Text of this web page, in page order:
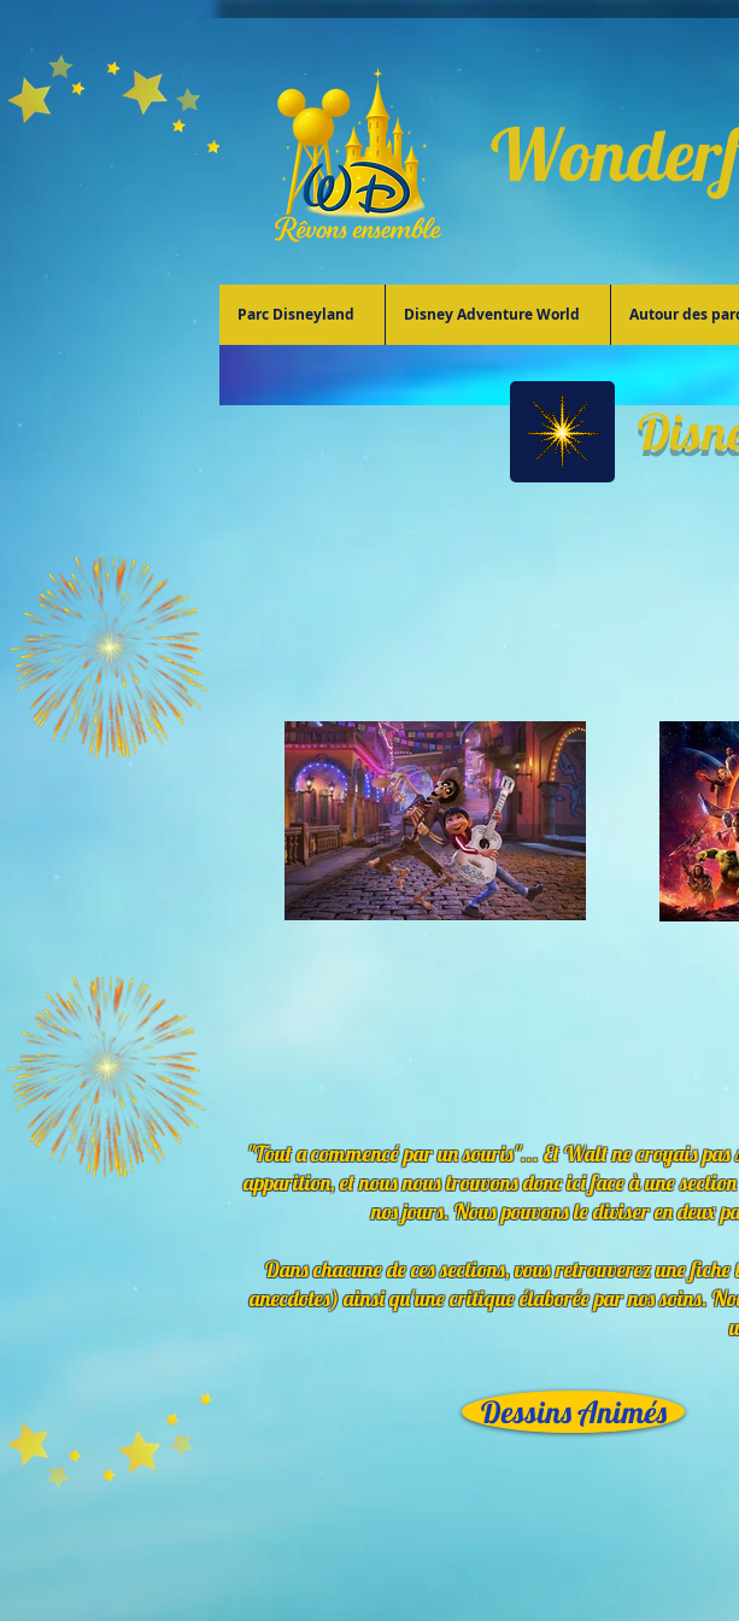
"Tout a commencé par un souris"... Et Walt ne croyais
apparition, et nous nous trouvons donc ici face à une
nos jours. Nous pouvons le diviser en deux
Dans chacune de ces sections, vous retrouverez une
anecdotes) ainsi qu'une critique élaborée par nos soins.
Dessins Animés
Parc Disneyland Disney Adventure World Autour des